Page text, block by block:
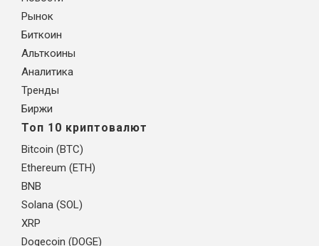
Рынок
Биткоин
Альткоины
Аналитика
Тренды
Биржи
Топ 10 криптовалют
Bitcoin (BTC)
Ethereum (ETH)
BNB
Solana (SOL)
XRP
Dogecoin (DOGE)